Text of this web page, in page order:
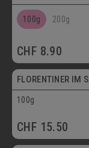
100g 200g
CHF 8.90
Postversand
FLORENTINER IM
100g
CHF 15.50
Postversand